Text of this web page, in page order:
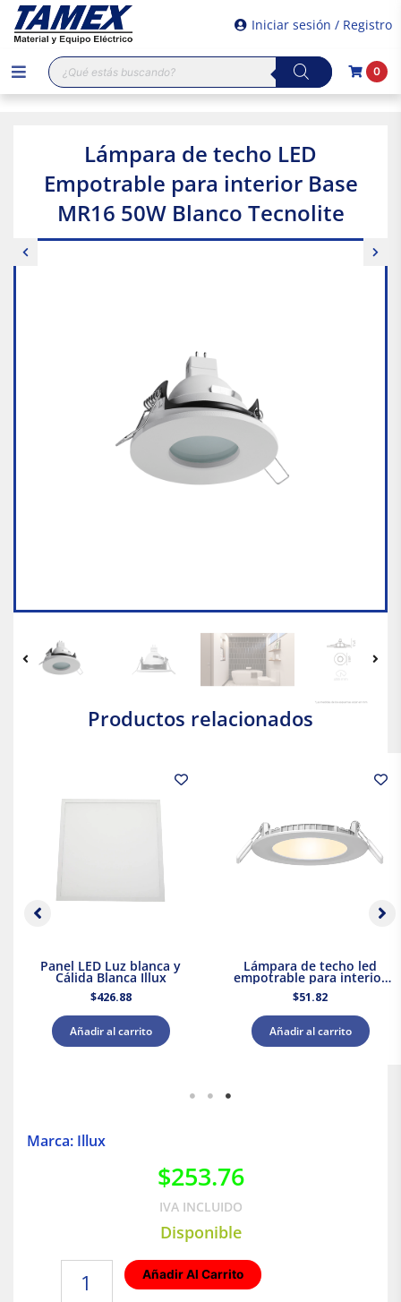
Iniciar sesión / Registro
Búsqueda
de
productos
0
Lámpara de techo LED
Empotrable para interior Base
MR16 50W Blanco Tecnolite
Productos relacionados
Panel LED Luz blanca y
Cálida Blanca Illux
$426.88
Añadir al carrito
Lámpara de techo led
empotrable para interior
luz cálida 9w Tecnolite
$51.82
Añadir al carrito
Marca: Illux
$253.76
IVA INCLUIDO
Disponible
Añadir Al Carrito